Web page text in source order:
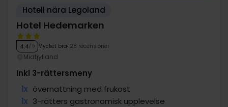
Hotell nära Legoland
Hotel Hedemarken
4.4/ 5 Mycket bra 128 recensioner
Midtjylland
Inkl 3-rättersmeny
1x övernattning med frukost
1x 3-rätters gastronomisk upplevelse